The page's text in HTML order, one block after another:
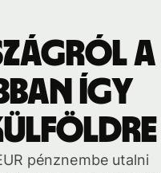
a
így
pénznembe utalni